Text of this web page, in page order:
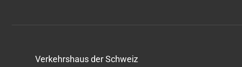
Verkehrshaus der Schweiz